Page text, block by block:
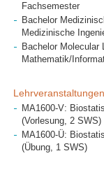
Fachsemester
Bachelor
Medizinische
Bachelor Molecular
Mathematik/
MA1600-V:
(Vorlesung, 2 SWS)
MA1600-Ü:
(Übung, 1 SWS)